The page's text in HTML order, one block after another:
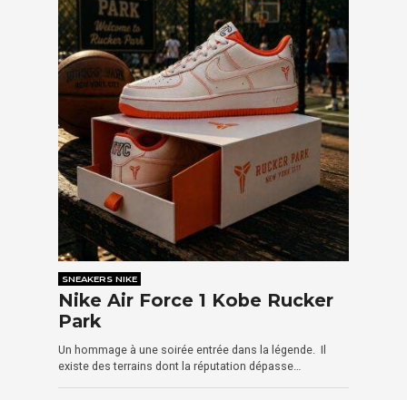
SNEAKERS NIKE
Nike Air Force 1 Kobe Rucker
Park
Un hommage à une soirée entrée dans la légende. Il
existe des terrains dont la réputation dépasse…